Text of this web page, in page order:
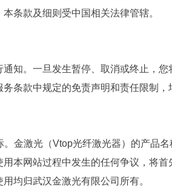
条款及细则受中国相关法律管辖。
知。一旦发生暂停、取消或终止，
条款中规定的免责声明和责任限制，
金激光（Vtop光纤激光器）的产品
本网站过程中发生的任何争议，将
均归武汉金激光有限公司所有。